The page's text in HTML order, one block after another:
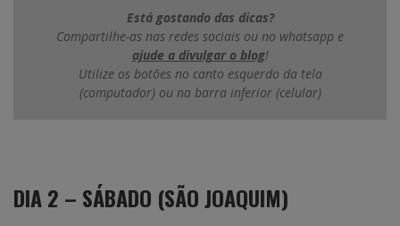
Está gostando das dicas?
Compartilhe-as nas redes sociais ou no whatsapp e
ajude a divulgar o blog!
Utilize os botões no canto esquerdo da tela
(computador) ou na barra inferior (celular)
DIA 2 – SÁBADO (SÃO JOAQUIM)